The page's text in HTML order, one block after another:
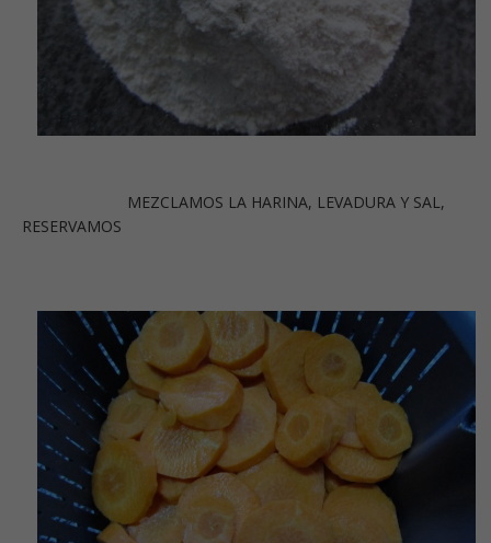
MEZCLAMOS LA HARINA, LEVADURA Y SAL,
RESERVAMOS